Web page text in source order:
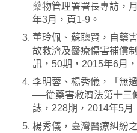
藥物管理署署長專訪，
年3月，頁1-9。
董玲佩、蘇聰賢，自藥
故救濟及醫療傷害補償
訊，50期，2015年6月
李明蓉、楊秀儀，「無
──從藥害救濟法第十三
誌，228期，2014年5月
楊秀儀，臺灣醫療糾紛